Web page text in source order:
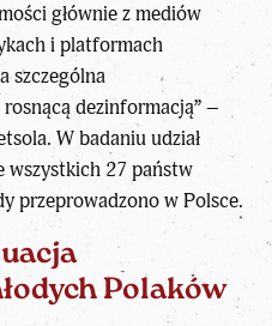
głównie z mediów
i platformach
szczególna
dezinformacją” –
W badaniu udział
wszystkich 27 państw
przeprowadzono w Polsce.
Polaków